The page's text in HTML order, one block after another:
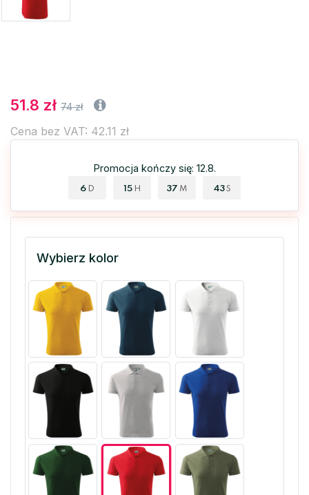
51.8 zł 74 zł
Cena bez VAT: 42.11 zł
Promocja kończy się: 12.8.
6 D 15 H 37 M 43 S
Wybierz kolor